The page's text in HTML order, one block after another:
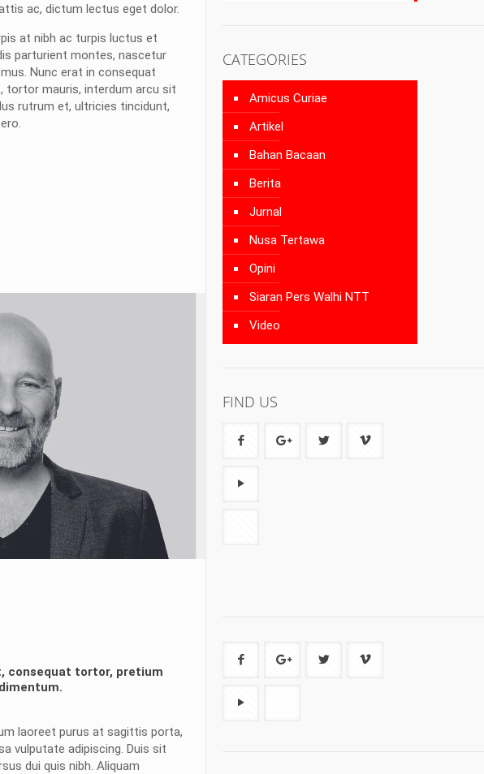
ac, dictum lectus eget dolor.
at nibh ac turpis luctus et
parturient montes, nascetur
Nunc erat in consequat
tortor mauris, interdum arcu sit
rutrum et, ultricies tincidunt,
consequat tortor, pretium
laoreet purus at sagittis porta,
vulputate adipiscing. Duis sit
dui quis nibh. Aliquam
CATEGORIES
Amicus Curiae
Artikel
Bahan Bacaan
Berita
Jurnal
Nusa Tertawa
Opini
Siaran Pers Walhi NTT
Video
FIND US